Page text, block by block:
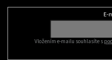
E-
Vložením e-mailu souhlasíte s